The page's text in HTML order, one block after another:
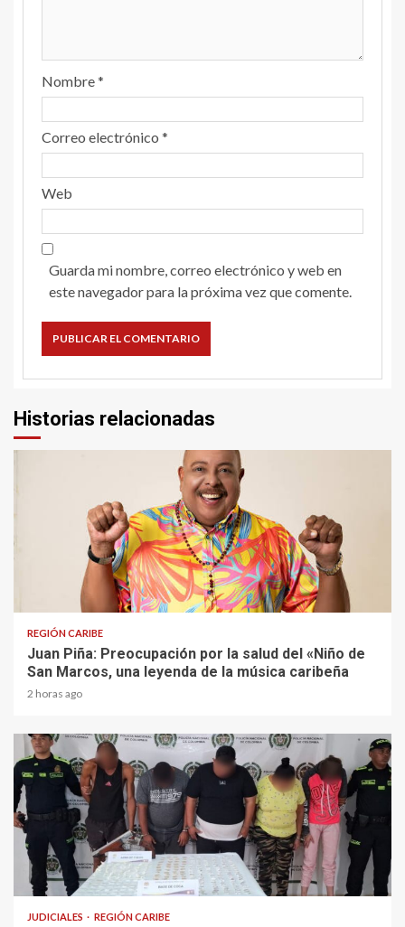
Nombre*
Correo electrónico *
Web
Guarda mi nombre, correo electrónico y web en
este navegador para la próxima vez que comente.
Historias relacionadas
4 min read
REGIÓN CARIBE
Juan Piña: Preocupación por la salud del «Niño de
San Marcos, una leyenda de la música caribeña
2 horas ago
1 min read
JUDICIALES REGIÓN CARIBE